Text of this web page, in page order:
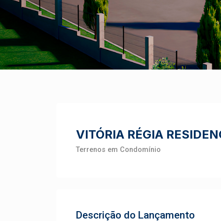
VITÓRIA RÉGIA
Terrenos em Condomínio
Descrição do Lançamento